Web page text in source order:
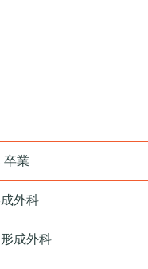
卒業
外科
成外科